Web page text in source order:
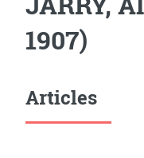
1907)
Articles